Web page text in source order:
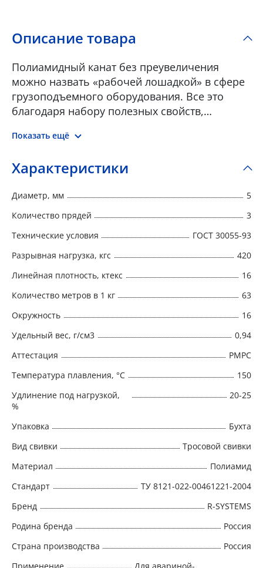
Описание товара
Полиамидный канат без преувеличения
можно назвать «рабочей лошадкой» в сфере
грузоподъемного оборудования. Все это
благодаря набору полезных свойств,
Преимуществом полиамидных канатов
сопротивление к истиранию, способность к
устойчивость к действию щелочей и
гниению. Полиамидные канаты упруги,
рывки. Недостатком полиамидных канатов
является повышенная электризуемость,
неустойчивость к действию кислот и
впитывают влагу, до 40% от собственного
веса. Производство аттестованно Российским
Морским Регистром судоходства (РМРС) и
Показать ещё
Характеристики
Диаметр, мм
5
Количество прядей
3
Технические условия
ГОСТ 30055-93
Разрывная нагрузка, кгс
420
Линейная плотность, ктекс
16
Количество метров в 1 кг
63
Окружность
16
Удельный вес, г/см3
0,94
Аттестация
РМРС
Температура плавления, °С
150
Удлинение под нагрузкой,
%
20-25
Упаковка
Бухта
Вид свивки
Тросовой свивки
Материал
Полиамид
Стандарт
ТУ 8121-022-00461221-2004
Бренд
R-SYSTEMS
Родина бренда
Россия
Страна производства
Россия